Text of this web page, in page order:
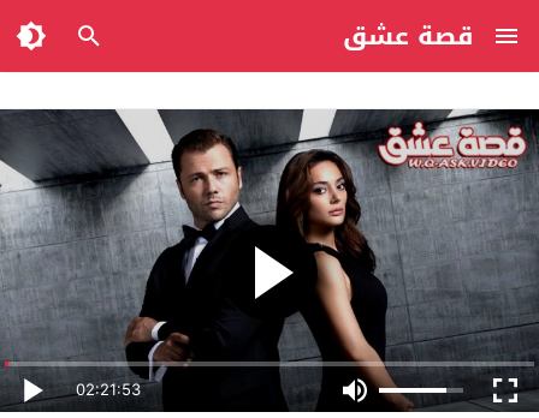
قصة عشق
02:21:53